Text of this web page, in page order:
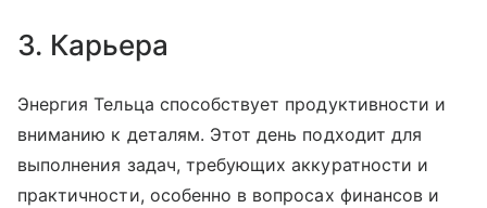
3. Карьера
Энергия Тельца способствует продуктивности и
вниманию к деталям. Этот день подходит для
выполнения задач, требующих аккуратности и
практичности, особенно в вопросах финансов и